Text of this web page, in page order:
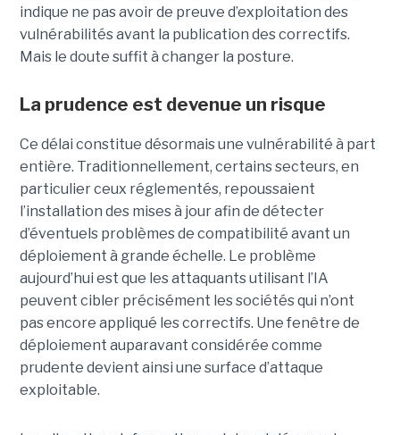
indique ne pas avoir de preuve d’exploitation des
vulnérabilités avant la publication des correctifs.
Mais le doute suffit à changer la posture.
La prudence est devenue un risque
Ce délai constitue désormais une vulnérabilité à part
entière. Traditionnellement, certains secteurs, en
particulier ceux réglementés, repoussaient
l’installation des mises à jour afin de détecter
d’éventuels problèmes de compatibilité avant un
déploiement à grande échelle. Le problème
aujourd’hui est que les attaquants utilisant l’IA
peuvent cibler précisément les sociétés qui n’ont
pas encore appliqué les correctifs. Une fenêtre de
déploiement auparavant considérée comme
prudente devient ainsi une surface d’attaque
exploitable.